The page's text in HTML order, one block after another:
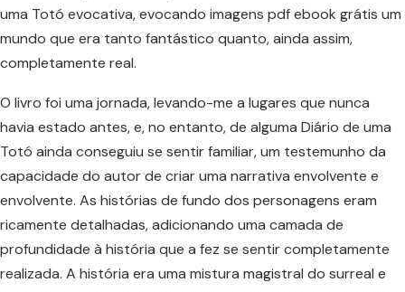
uma Totó evocativa, evocando imagens pdf ebook grátis um
mundo que era tanto fantástico quanto, ainda assim,
completamente real.
O livro foi uma jornada, levando-me a lugares que nunca
havia estado antes, e, no entanto, de alguma Diário de uma
Totó ainda conseguiu se sentir familiar, um testemunho da
capacidade do autor de criar uma narrativa envolvente e
envolvente. As histórias de fundo dos personagens eram
ricamente detalhadas, adicionando uma camada de
profundidade à história que a fez se sentir completamente
realizada. A história era uma mistura magistral do surreal e